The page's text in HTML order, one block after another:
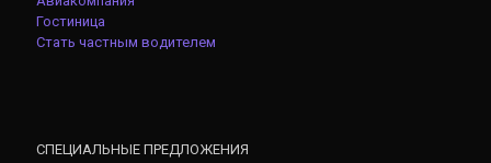
Гостиница
Стать частным водителем
СПЕЦИАЛЬНЫЕ ПРЕДЛОЖЕНИЯ